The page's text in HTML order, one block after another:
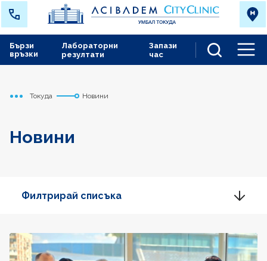
Лабораторни
резултати
Запази
час
Бързи
връзки
Начало
Токуда Новини
Новини
Филтрирай списъка